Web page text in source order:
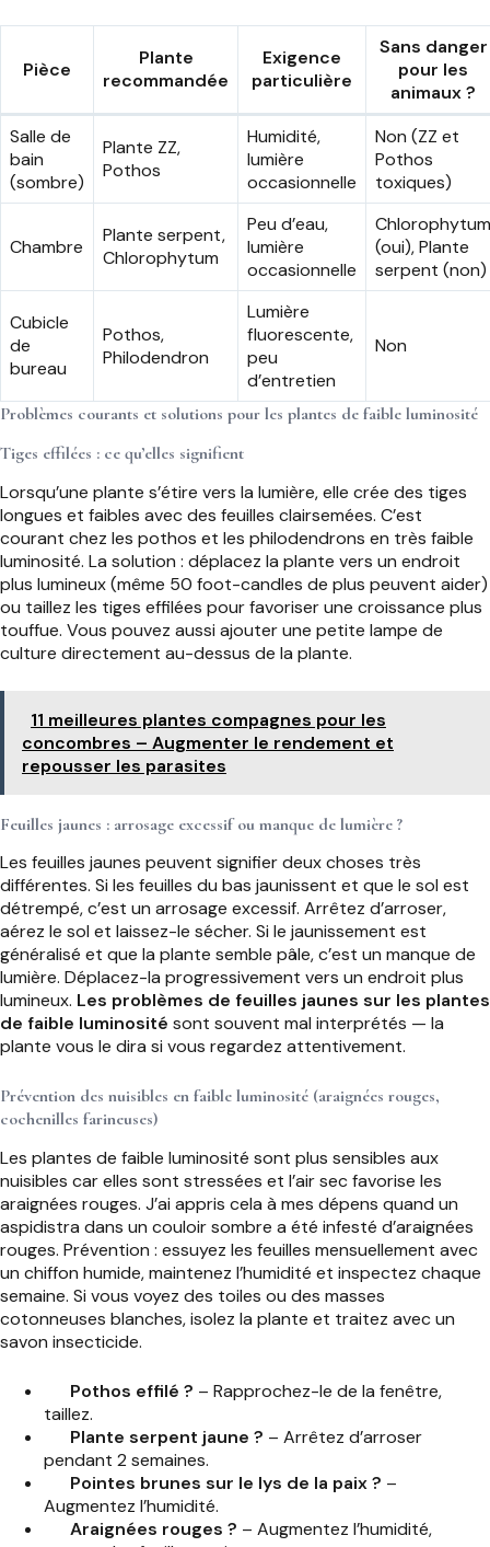
Pièce
Plante
recommandée
Exigence
particulière
Sans danger
pour les
animaux ?
Salle de
bain
(sombre)
Plante ZZ,
Pothos
Humidité,
lumière
occasionnelle
Non (ZZ et
Pothos
toxiques)
Chambre
Plante serpent,
Chlorophytum
Peu d’eau,
lumière
occasionnelle
Chlorophytum
(oui), Plante
serpent (non)
Cubicle
de
bureau
Pothos,
Philodendron
Lumière
fluorescente,
peu
d’entretien
Non
Problèmes courants et solutions pour les plantes de faible luminosité
Tiges effilées : ce qu’elles signifient
Lorsqu’une plante s’étire vers la lumière, elle crée des tiges
longues et faibles avec des feuilles clairsemées. C’est
courant chez les pothos et les philodendrons en très faible
luminosité. La solution : déplacez la plante vers un endroit
plus lumineux (même 50 foot-candles de plus peuvent aider)
ou taillez les tiges effilées pour favoriser une croissance plus
touffue. Vous pouvez aussi ajouter une petite lampe de
culture directement au-dessus de la plante.
11 meilleures plantes compagnes pour les
concombres – Augmenter le rendement et
repousser les parasites
Feuilles jaunes : arrosage excessif ou manque de lumière ?
Les feuilles jaunes peuvent signifier deux choses très
différentes. Si les feuilles du bas jaunissent et que le sol est
détrempé, c’est un arrosage excessif. Arrêtez d’arroser,
aérez le sol et laissez-le sécher. Si le jaunissement est
généralisé et que la plante semble pâle, c’est un manque de
lumière. Déplacez-la progressivement vers un endroit plus
lumineux. Les problèmes de feuilles jaunes sur les plantes
de faible luminosité sont souvent mal interprétés — la
plante vous le dira si vous regardez attentivement.
Prévention des nuisibles en faible luminosité (araignées rouges,
cochenilles farineuses)
Les plantes de faible luminosité sont plus sensibles aux
nuisibles car elles sont stressées et l’air sec favorise les
araignées rouges. J’ai appris cela à mes dépens quand un
aspidistra dans un couloir sombre a été infesté d’araignées
rouges. Prévention : essuyez les feuilles mensuellement avec
un chiffon humide, maintenez l’humidité et inspectez chaque
semaine. Si vous voyez des toiles ou des masses
cotonneuses blanches, isolez la plante et traitez avec un
savon insecticide.
Pothos effilé ? – Rapprochez-le de la fenêtre,
taillez.
Plante serpent jaune ? – Arrêtez d’arroser
pendant 2 semaines.
Pointes brunes sur le lys de la paix ? –
Augmentez l’humidité.
Araignées rouges ? – Augmentez l’humidité,